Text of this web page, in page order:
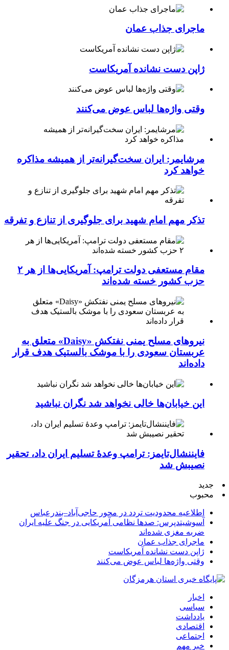
ماجرای جذاب عمان
ژاپن دست نشانده آمریکاست
وقتی واژه‌ها لباس عوض می‌کنند
مرشایمر: ایران سخت‌گیرانه‌تر از همیشه مذاکره
خواهد کرد
تذکر مهم امام شهید برای جلوگیری از تنازع و تفرقه
مقام مستعفی دولت ترامپ: آمریکایی‌ها از هر ۲
حزب کشور خسته شده‌اند
نیروهای مسلح یمنی نفتکش «Daisy» متعلق به
عربستان سعودی را با موشک بالستیک هدف قرار
داده‌اند
این خیابان‌ها خالی نخواهد شد نگران نباشید
فایننشال‌تایمز: ترامپ وعدۀ تسلیم ایران داد، تحقیر
نصیبش شد
جدید
محبوب
اطلاعیه محدودیت تردد در محور حاجی‌آباد–بندرعباس
آسوشیتدپرس: صدها نظامی آمریکایی در جنگ علیه ایران
ضربه مغزی شده‌اند
ماجرای جذاب عمان
ژاپن دست نشانده آمریکاست
وقتی واژه‌ها لباس عوض می‌کنند
اخبار
سیاسی
یادداشت
اقتصادی
اجتماعی
خبر مهم